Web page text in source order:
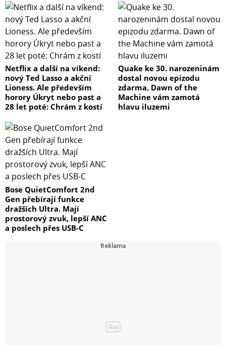
Netflix a další na víkend:
nový Ted Lasso a akční
Lioness. Ale především
horory Úkryt nebo past a
28 let poté: Chrám z kostí
Quake ke 30. narozeninám
dostal novou epizodu
zdarma. Dawn of the
Machine vám zamotá
hlavu iluzemi
Bose QuietComfort 2nd
Gen přebírají funkce
dražších Ultra. Mají
prostorový zvuk, lepší ANC
a poslech přes USB-C